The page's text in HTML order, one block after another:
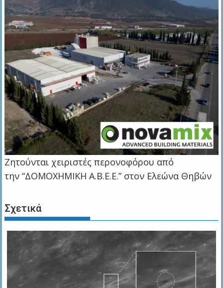
Ζητούνται χειριστές περονοφόρου από
την “ΔΟΜΟΧΗΜΙΚΗ Α.Β.Ε.Ε.” στον Ελεώνα Θηβών
Σχετικά